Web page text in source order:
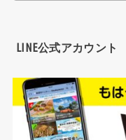
LINE公式アカウント